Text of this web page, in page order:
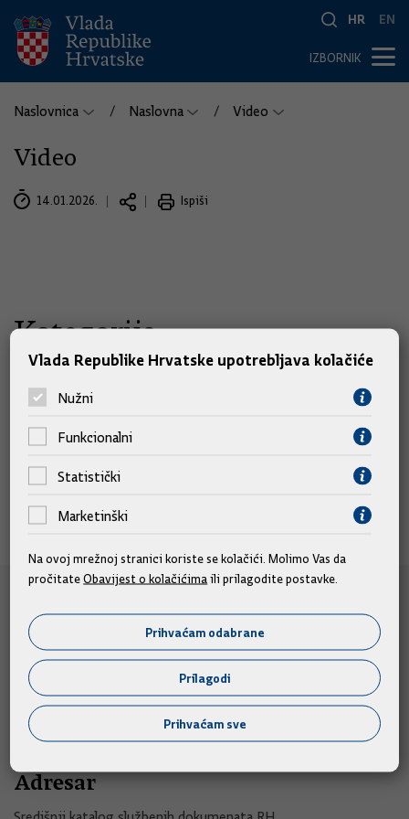
HR EN
IZBORNIK
Naslovnica Naslovna Video
Video
14.01.2026. Ispiši
Kategorije
Oluja je bila briljantna vojna pobjeda, legitimna
oslobodilačka operacija i kruna borbe Hrvatske za
slobodu
e-Građani
e-Građani
e-Savjetovanja
Portal otvorenih podataka RH
Izvozni portal
Adresar
Vlada Republike Hrvatske upotrebljava kolačiće
Nužni
Funkcionalni
Statistički
Marketinški
Na ovoj mrežnoj stranici koriste se kolačići. Molimo Vas da
pročitateObavijest o kolačićimaili prilagodite postavke.
Prihvaćam odabrane
Prilagodi
Prihvaćam sve